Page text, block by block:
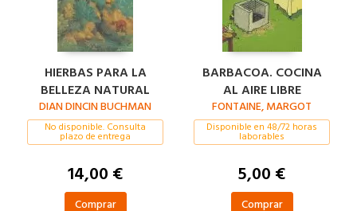
HIERBAS PARA LA
BELLEZA NATURAL
DIAN DINCIN BUCHMAN
No disponible. Consulta
plazo de entrega
14,00 €
Comprar
BARBACOA. COCINA
AL AIRE LIBRE
FONTAINE, MARGOT
Disponible en 48/72 horas
laborables
5,00 €
Comprar